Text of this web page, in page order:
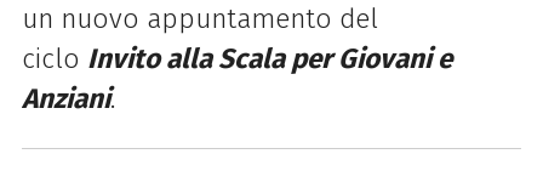
un nuovo appuntamento del
ciclo Invito alla Scala per Giovani e
Anziani.